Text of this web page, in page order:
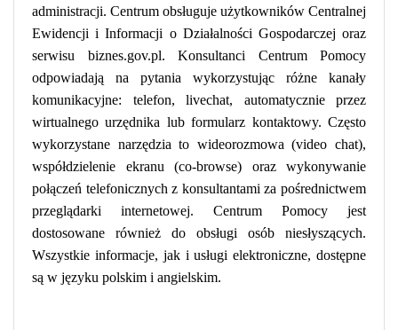
administracji. Centrum obsługuje użytkowników Centralnej
Ewidencji i Informacji o Działalności Gospodarczej oraz
serwisu biznes.gov.pl. Konsultanci Centrum Pomocy
odpowiadają na pytania wykorzystując różne kanały
komunikacyjne: telefon, livechat, automatycznie przez
wirtualnego urzędnika lub formularz kontaktowy. Często
wykorzystane narzędzia to wideorozmowa (video chat),
współdzielenie ekranu (co-browse) oraz wykonywanie
połączeń telefonicznych z konsultantami za pośrednictwem
przeglądarki internetowej. Centrum Pomocy jest
dostosowane również do obsługi osób niesłyszących.
Wszystkie informacje, jak i usługi elektroniczne, dostępne
są w języku polskim i angielskim.